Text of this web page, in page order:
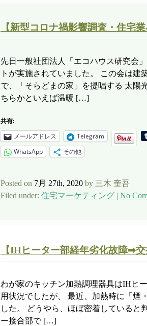
【新型コロナ禍影響調査・住宅業
先日一般社団法人「エコハウス研究会
トが実施されていました。 この会は建
で、「そらどまの家」を提唱する 太陽
ちらかといえば温暖 […]
共有:
メールアドレス Telegram
WhatsApp
その他
Posted on 7月 27th, 2020 by 三木 奎吾
Filed under: 住宅マーケティング No
【IHヒーター部経年劣化故障➡交
わが家のキッチン加熱調理器具はIHヒ
用状況でしたが、 最近、加熱時に「煙
した。 どうやら、ほぼ密着していると
ー接合部で […]